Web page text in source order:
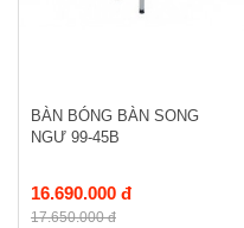
BÀN BÓNG BÀN SONG
NGƯ 99-45B
16.690.000 đ
17.650.000 đ